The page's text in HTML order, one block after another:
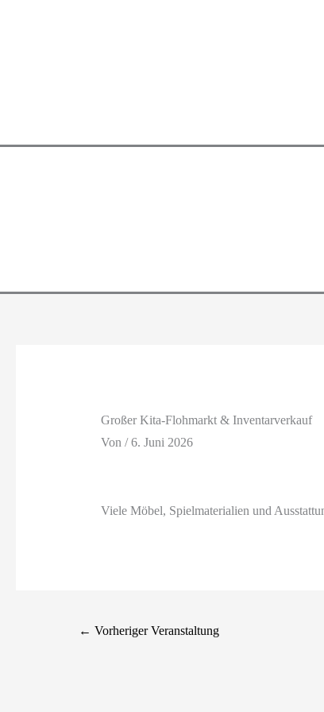
Großer Kita-Flohmarkt & Inventarverkauf
Von /6. Juni 2026
Viele Möbel, Spielmaterialien und
← Vorheriger Veranstaltung